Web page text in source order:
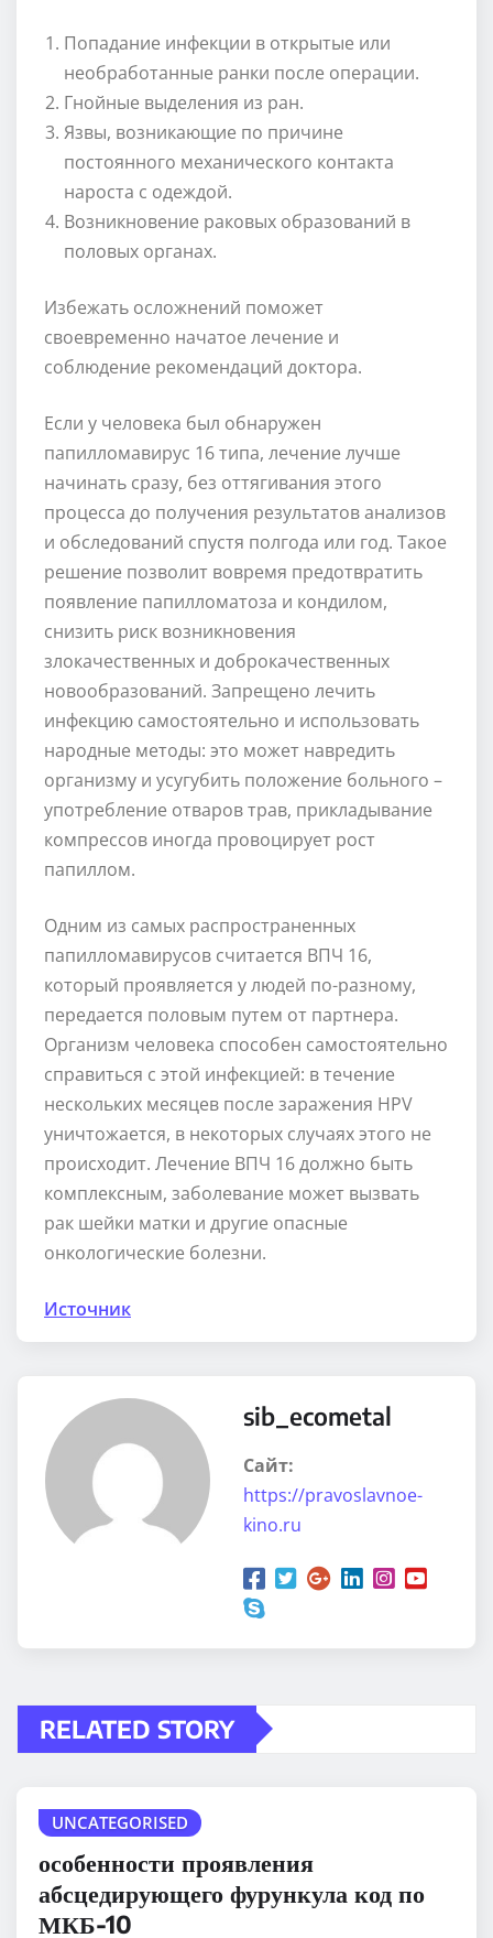
Попадание инфекции в открытые или
необработанные ранки после операции.
Гнойные выделения из ран.
Язвы, возникающие по причине
постоянного механического контакта
нароста с одеждой.
Возникновение раковых образований в
половых органах.
Избежать осложнений поможет
своевременно начатое лечение и
соблюдение рекомендаций доктора.
Если у человека был обнаружен
папилломавирус 16 типа, лечение лучше
начинать сразу, без оттягивания этого
процесса до получения результатов анализов
и обследований спустя полгода или год. Такое
решение позволит вовремя предотвратить
появление папилломатоза и кондилом,
снизить риск возникновения
злокачественных и доброкачественных
новообразований. Запрещено лечить
инфекцию самостоятельно и использовать
народные методы: это может навредить
организму и усугубить положение больного –
употребление отваров трав, прикладывание
компрессов иногда провоцирует рост
папиллом.
Одним из самых распространенных
папилломавирусов считается ВПЧ 16,
который проявляется у людей по-разному,
передается половым путем от партнера.
Организм человека способен самостоятельно
справиться с этой инфекцией: в течение
нескольких месяцев после заражения HPV
уничтожается, в некоторых случаях этого не
происходит. Лечение ВПЧ 16 должно быть
комплексным, заболевание может вызвать
рак шейки матки и другие опасные
онкологические болезни.
Источник
sib_ecometal
Сайт:
https://pravoslavnoe-
kino.ru
RELATED STORY
UNCATEGORISED
особенности проявления
абсцедирующего фурункула код по
МКБ-10